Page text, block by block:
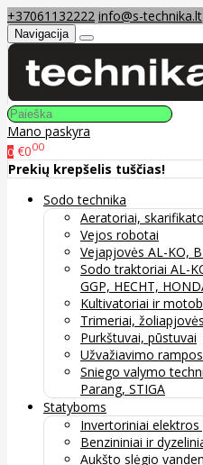
+37061132222 info@s-technika.lt
Navigacija
Mano paskyra
0 €000
Prekių krepšelis tuščias!
Sodo technika
Aeratoriai,
Vejos robotai
Vejapjovės AL-KO,
Sodo traktoriai AL-
GGP, HECHT,
Kultivatoriai ir
Trimeriai,
Purkštuvai, pūstuvai
Užvažiavimo rampos
Sniego valymo
Parang, STIGA
Statyboms
Invertoriniai
Benzininiai ir
Aukšto slėgio